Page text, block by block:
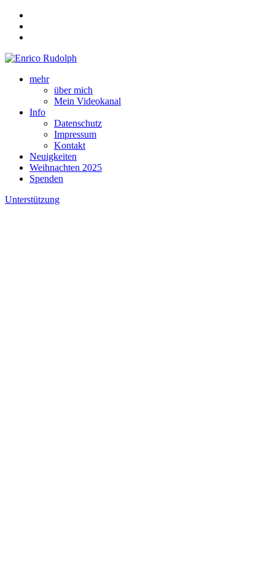
mehr
über mich
Mein Videokanal
Info
Datenschutz
Impressum
Kontakt
Neuigkeiten
Weihnachten 2025
Spenden
Unterstützung